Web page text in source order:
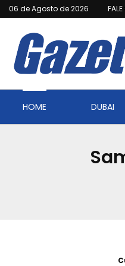
06 de Agosto de 2026
HOME DUBAI